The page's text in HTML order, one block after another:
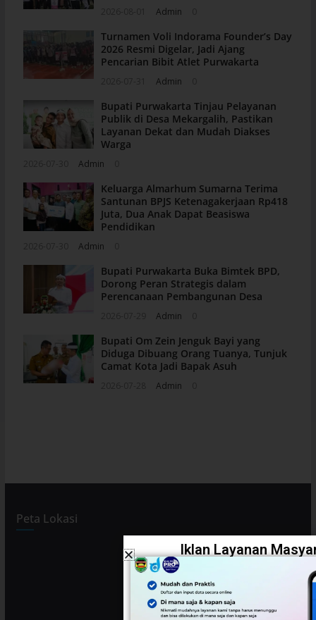
Admin
Turnamen Voli Indorama Founder’s Day
2026 Resmi Digelar, Jadi Ajang
Pencarian Bibit Atlet Purwakarta
Admin
Bupati Purwakarta Tinjau Pelayanan
Publik di Desa Mekargalih, Pastikan
Layanan Dekat dan Mudah Diakses
Warga
Admin
Keluarga Almarhum Sumarna Terima
Santunan BPJS Ketenagakerjaan Rp418
Juta, Dua Anak Dapat Beasiswa
Pendidikan
Admin
Bupati Purwakarta Buka Bimtek BPD,
Dorong Peran Strategis dalam
Perencanaan Pembangunan Desa
Admin
Bupati Om Zein Jenguk Bayi yang
Diduga Dibuang Orang Tuanya, Tunjuk
Camat Kota Jadi Bapak Asuh
Admin
Peta Lokasi
Iklan Layanan